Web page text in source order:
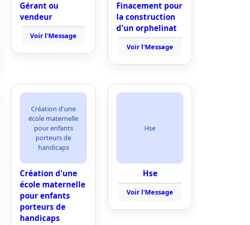
Gérant ou
vendeur
Voir l'Message
Finacement pour
la construction
d'un orphelinat
Voir l'Message
Création d'une
école maternelle
pour enfants
porteurs de
handicaps
Création d'une
école maternelle
pour enfants
porteurs de
handicaps
Hse
Hse
Voir l'Message